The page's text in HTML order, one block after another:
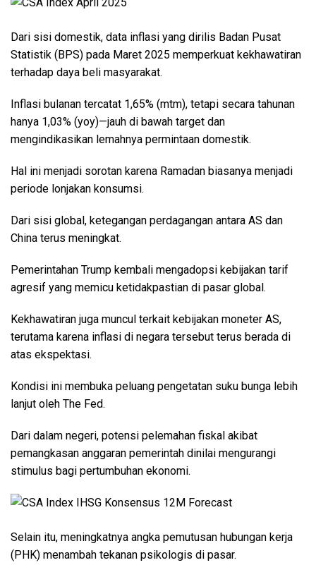
Dari sisi domestik, data inflasi yang dirilis Badan Pusat
Statistik (BPS) pada Maret 2025 memperkuat kekhawatiran
terhadap daya beli masyarakat.
Inflasi bulanan tercatat 1,65% (mtm), tetapi secara tahunan
hanya 1,03% (yoy)—jauh di bawah target dan
mengindikasikan lemahnya permintaan domestik.
Hal ini menjadi sorotan karena Ramadan biasanya menjadi
periode lonjakan konsumsi.
Dari sisi global, ketegangan perdagangan antara AS dan
China terus meningkat.
Pemerintahan Trump kembali mengadopsi kebijakan tarif
agresif yang memicu ketidakpastian di pasar global.
Kekhawatiran juga muncul terkait kebijakan moneter AS,
terutama karena inflasi di negara tersebut terus berada di
atas ekspektasi.
Kondisi ini membuka peluang pengetatan suku bunga lebih
lanjut oleh The Fed.
Dari dalam negeri, potensi pelemahan fiskal akibat
pemangkasan anggaran pemerintah dinilai mengurangi
stimulus bagi pertumbuhan ekonomi.
Selain itu, meningkatnya angka pemutusan hubungan kerja
(PHK) menambah tekanan psikologis di pasar.